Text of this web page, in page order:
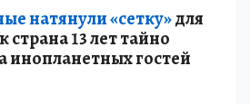
натянули «сетку»для
13 лет тайно
инопланетных гостей